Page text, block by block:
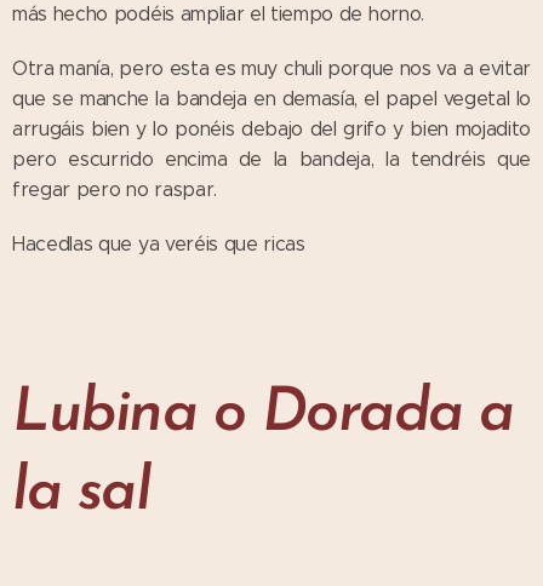
más hecho podéis ampliar el tiempo de horno.
Otra manía, pero esta es muy chuli porque nos va a evitar
que se manche la bandeja en demasía, el papel vegetal lo
arrugáis bien y lo ponéis debajo del grifo y bien mojadito
pero escurrido encima de la bandeja, la tendréis que
fregar pero no raspar.
Hacedlas que ya veréis que ricas
Lubina o Dorada a
la sal